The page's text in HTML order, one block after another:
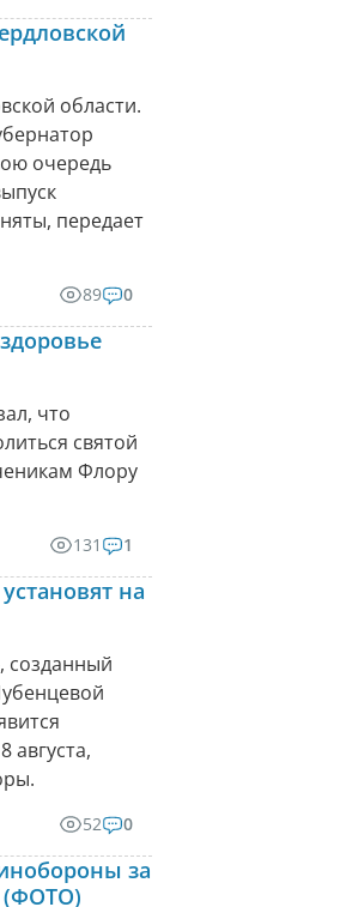
области.
очередь
передает
89 0
что
святой
Флору
131 1
на
созданный
августа,
52 0
за
(ФОТО)